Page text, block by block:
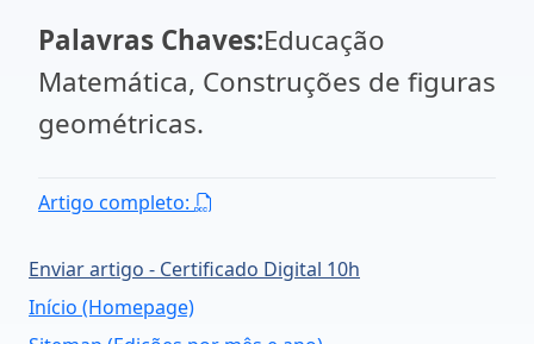
Palavras Chaves:Educação
Matemática, Construções de figuras
geométricas.
Artigo completo:
Enviar artigo - Certificado Digital 10h
Início (Homepage)